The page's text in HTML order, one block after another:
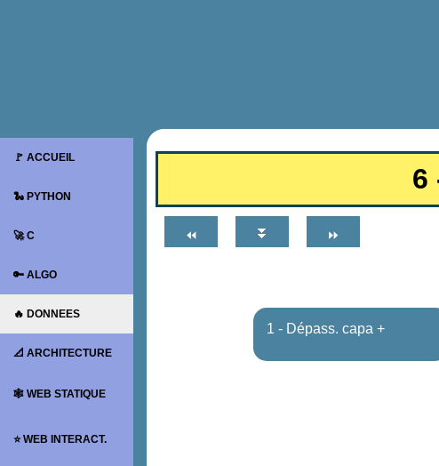
🚩 ACCUEIL
🐍 PYTHON
🚀 C
🔑 ALGO
🔥 DONNEES
📐 ARCHITECTURE
🕸 WEB STATIQUE
⭐ WEB INTERACT.
6
⏪ ⏬ ⏩
1 - Dépass. capa +